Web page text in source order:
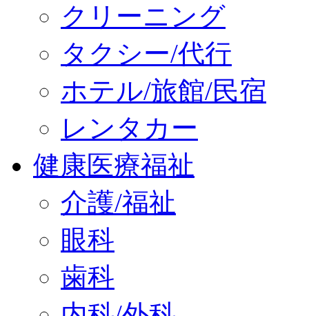
クリーニング
タクシー/代行
ホテル/旅館/民宿
レンタカー
健康医療福祉
介護/福祉
眼科
歯科